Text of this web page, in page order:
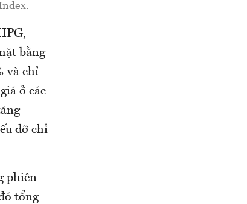
bằng
và chỉ
ở các
đỡ chỉ
phiên
tổng